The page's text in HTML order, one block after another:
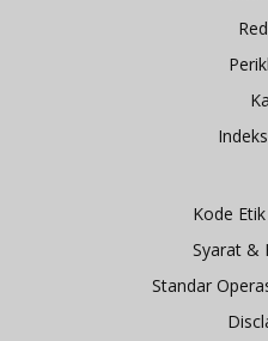
Kode
Syarat &
Standar